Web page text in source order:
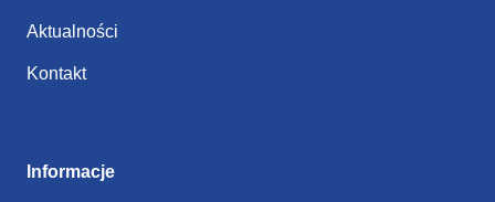
Aktualności
Kontakt
Informacje